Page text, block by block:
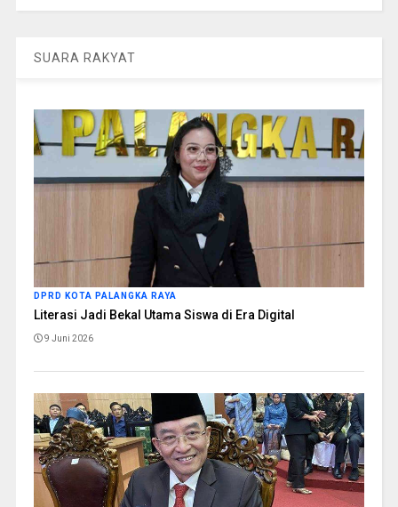
SUARA RAKYAT
DPRD KOTA PALANGKA RAYA
Literasi Jadi Bekal Utama Siswa di Era Digital
9 Juni 2026